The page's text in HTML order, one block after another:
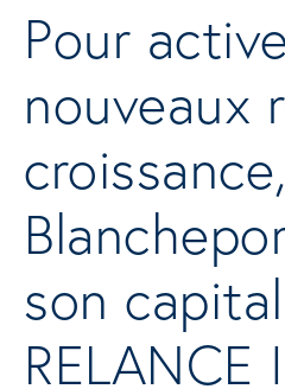
Pour
nouveaux
croissance,
son
RELANCE